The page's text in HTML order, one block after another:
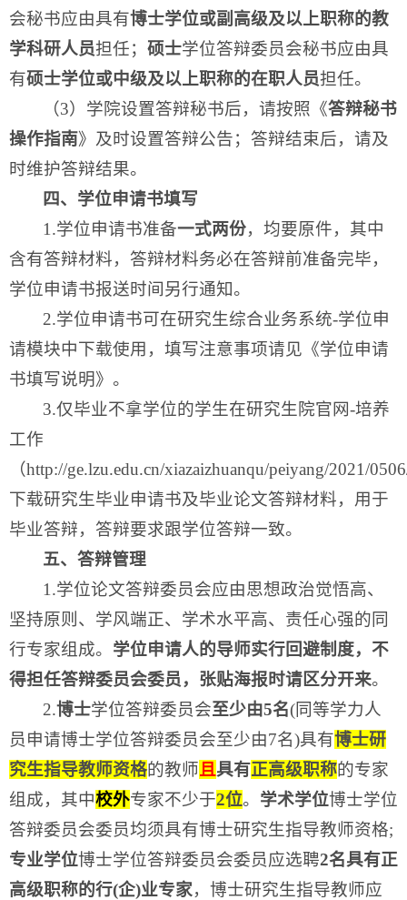
会秘书应由具有博士学位或副高级及以上职称的教
学科研人员担任； 硕士学位答辩委员会秘书应由具
有硕士学位或中级及以上职称的在职人员担任。
（3）学院设置答辩秘书后，请按照《答辩秘书
操作指南》及时设置答辩公告；答辩结束后，请及
时维护答辩结果。
四、学位申请书填写
1.学位申请书准备一式两份，均要原件，其中
含有答辩材料，答辩材料务必在答辩前准备完毕，
学位申请书报送时间另行通知。
2.学位申请书可在研究生综合业务系统-学位申
请模块中下载使用，填写注意事项请见《学位申请
书填写说明》。
3.仅毕业不拿学位的学生在研究生院官网-培养
工作
（http://ge.lzu.edu.cn/xiazaizhuanqu/peiyang/2021/
下载研究生毕业申请书及毕业论文答辩材料，用于
毕业答辩，答辩要求跟学位答辩一致。
五、答辩管理
1.学位论文答辩委员会应由思想政治觉悟高、
坚持原则、学风端正、学术水平高、责任心强的同
行专家组成。 学位申请人的导师实行回避制度，不
得担任答辩委员会委员，张贴海报时请区分开来。
2.博士学位答辩委员会至少由5名(同等学力人
员申请博士学位答辩委员会至少由7名)具有博士研
究生指导教师资格的教师且具有正高级职称的专家
组成，其中校外专家不少于2位。 学术学位博士学位
答辩委员会委员均须具有博士研究生指导教师资格;
专业学位博士学位答辩委员会委员应选聘2名具有正
高级职称的行(企)业专家，博士研究生指导教师应